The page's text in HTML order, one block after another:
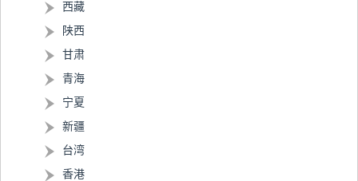
西藏
陕西
甘肃
青海
宁夏
新疆
台湾
香港